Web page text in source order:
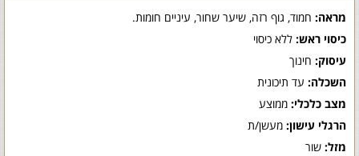
מראה: חמוד, גוף רזה, שיער שחור, עיניים חומות.
כיסוי ראש: ללא כיסוי
עיסוק: חינוך
השכלה: עד תיכונית
מצב כלכלי: ממוצע
הרגלי עישון: מעשן/ת
מזל: שור